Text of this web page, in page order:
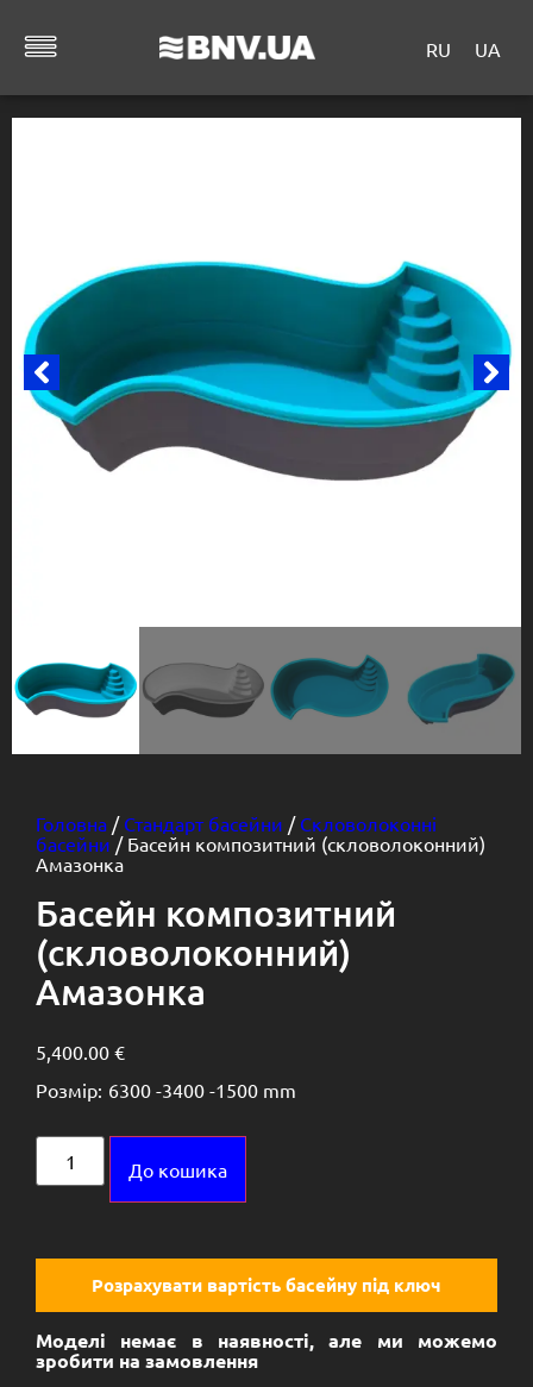
RU UA
Головна / Стандарт басейни / Скловолоконні
басейни/ Басейн композитний (скловолоконний)
Амазонка
Басейн композитний
(скловолоконний)
Амазонка
5,400.00 €
Розмір: 6300 -3400 -1500 mm
До кошика
Розрахувати вартість басейну під ключ
Моделі немає в наявності, але ми можемо
зробити на замовлення